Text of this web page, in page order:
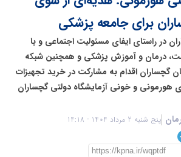
برای جامعه پزشکی
در راستای ایفای مسئولیت اجتماعی و با
درمان و آموزش پزشکی و همچنین شبکه
گچساران اقدام به مشارکت در خرید تجهیزات
هورمونی و خونی آزمایشگاه دولتی گچساران
پنج شنبه 2 مرداد 1404 - 14:18